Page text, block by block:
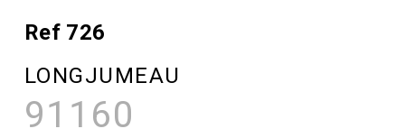
Ref 726
LONGJUMEAU
91160